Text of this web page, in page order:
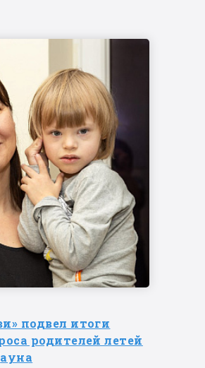
подвел итоги
родителей летей